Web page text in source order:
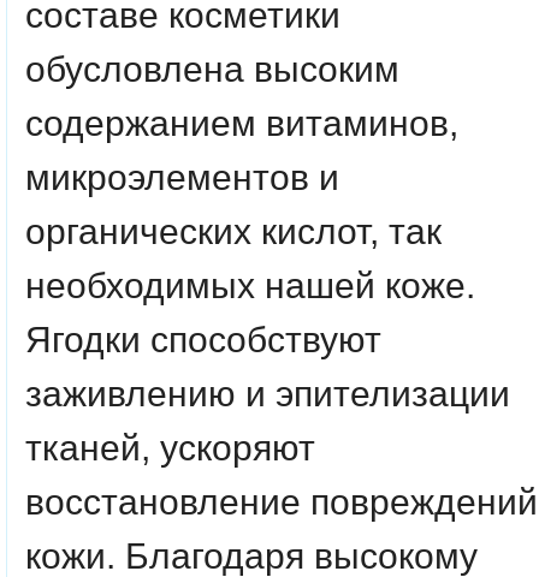
составе косметики
обусловлена высоким
содержанием витаминов,
микроэлементов и
органических кислот, так
необходимых нашей коже.
Ягодки способствуют
заживлению и эпителизации
тканей, ускоряют
восстановление повреждений
кожи. Благодаря высокому